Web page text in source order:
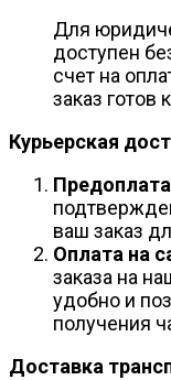
Для
доступен
счет на
заказ готов
Курьерская
ваш заказ
Оплата на
заказа на
удобно и
получения
Доставка